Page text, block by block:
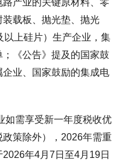
载板、抛光垫、抛光
以上硅片）生产企业，集
《公告》提及的国家鼓
业、国家鼓励的集成电
如需享受新一年度税收优
策除外），2026年需重
年4月7日至4月19日